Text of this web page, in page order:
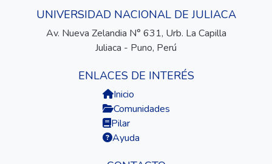
UNIVERSIDAD NACIONAL DE JULIACA
Av. Nueva Zelandia N° 631, Urb. La Capilla
Juliaca - Puno, Perú
ENLACES DE INTERÉS
Inicio
Comunidades
Pilar
Ayuda